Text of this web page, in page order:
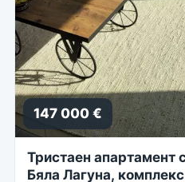
147 000 €
Тристаен апартамент
Бяла Лагуна,